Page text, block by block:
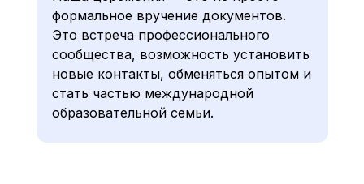
формальное вручение документов.
Это встреча профессионального
сообщества, возможность установить
новые контакты, обменяться опытом и
стать частью международной
образовательной семьи.